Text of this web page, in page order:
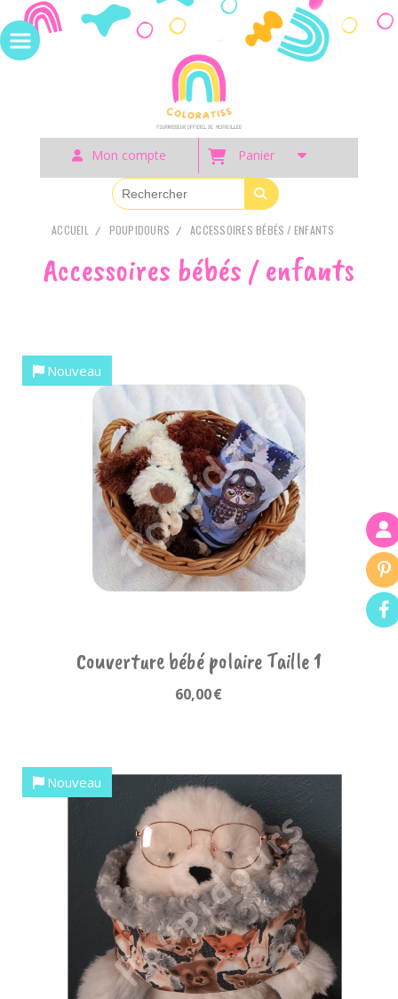
Mon compte Panier
ACCUEIL POUPIDOURS ACCESSOIRES BÉBÉS / ENFANTS
Accessoires bébés / enfants
Nouveau
Couverture bébé polaire Taille 1
60,00€
Nouveau
Panneau de gestion des cookies